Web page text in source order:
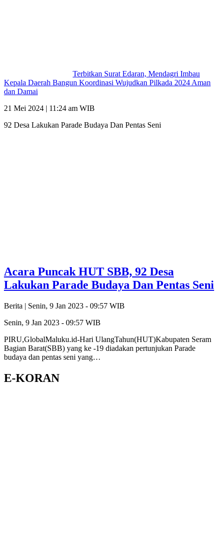
Terbitkan Surat Edaran, Mendagri Imbau
Kepala Daerah Bangun Koordinasi Wujudkan Pilkada 2024 Aman
dan Damai
21 Mei 2024 | 11:24 am WIB
92 Desa Lakukan Parade Budaya Dan Pentas Seni
Acara Puncak HUT SBB, 92 Desa
Lakukan Parade Budaya Dan Pentas Seni
Berita | Senin, 9 Jan 2023 - 09:57 WIB
Senin, 9 Jan 2023 - 09:57 WIB
PIRU,GlobalMaluku.id-Hari UlangTahun(HUT)Kabupaten Seram
Bagian Barat(SBB) yang ke -19 diadakan pertunjukan Parade
budaya dan pentas seni yang…
E-KORAN